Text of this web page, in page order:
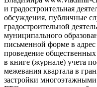
и градостроительная
обсуждения, публичные
градостроительной
муниципального
письменной форме в
проведение
в книге (журнале) учета
межевания квартала в
застройки